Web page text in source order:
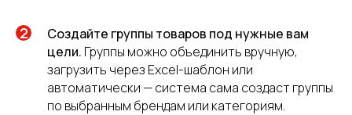
Создайте группы товаров под нужные вам
цели. Группы можно объединить вручную,
загрузить через Excel-шаблон или
автоматически — система сама создаст группы
по выбранным брендам или категориям.